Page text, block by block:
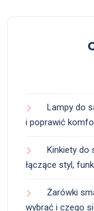
Lampy do
i poprawić
Kinkiety do
łączące styl,
Żarówki
wybrać i czego